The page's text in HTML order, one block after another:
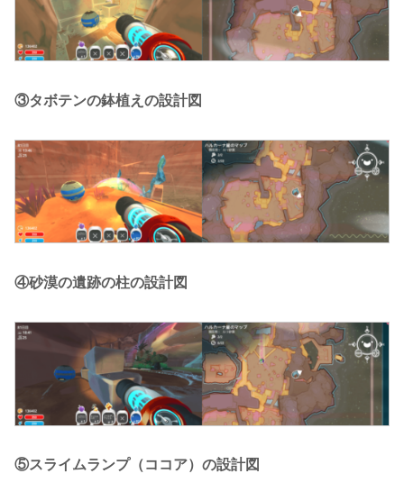
③タボテンの鉢植えの設計図
④砂漠の遺跡の柱の設計図
⑤スライムランプ（ココア）の設計図